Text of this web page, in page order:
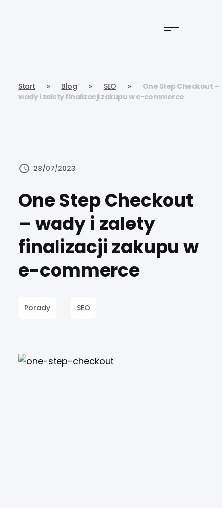
Start » Blog » SEO »
One Step Checkout –
wady i zalety finalizacji zakupu w e-commerce
28/07/2023
One Step Checkout
– wady i zalety
finalizacji zakupu w
e-commerce
Porady SEO